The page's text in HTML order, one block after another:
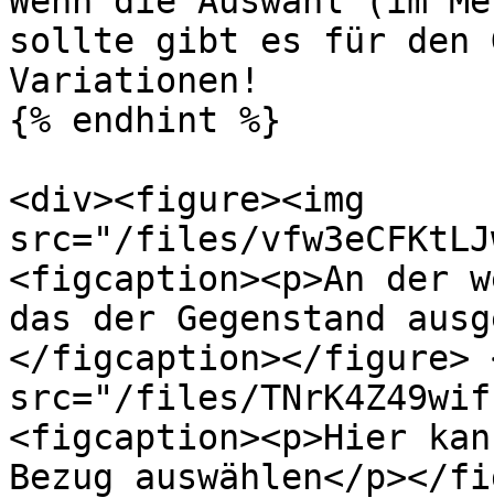
sollte gibt es für den
Variationen!
{% endhint %}
<div><figure><img
src="/files/
<figcaption><p>An der
das der Gegenstand
</figcaption></figure>
src="/files/
<figcaption><p>Hier
Bezug auswählen</